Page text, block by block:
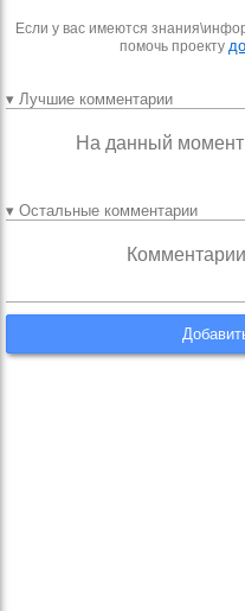
Если у вас имеются
помочь проекту
▾ Лучшие комментарии
На данный
▾ Остальные комментарии
Комментарии